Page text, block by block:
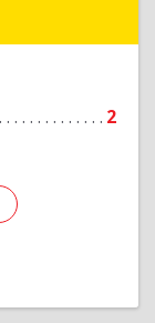
2
Подробнее